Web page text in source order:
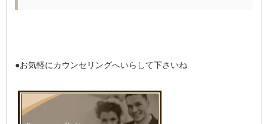
●お気軽にカウンセリングへいらして下さいね